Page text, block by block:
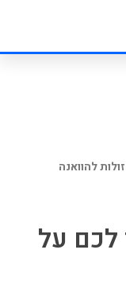
להוואנה
לכם על